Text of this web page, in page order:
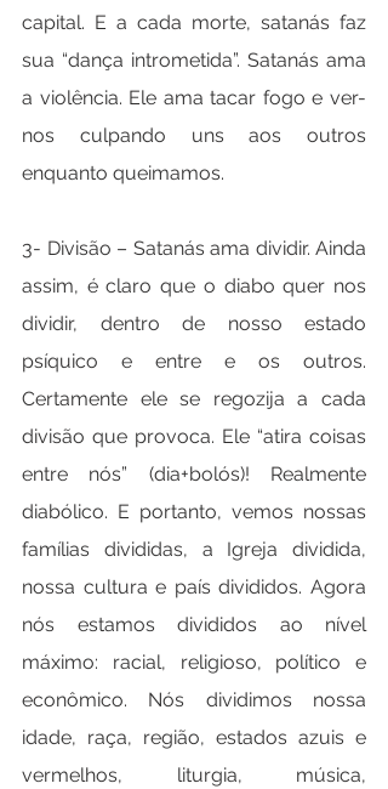
capital. E a cada morte, satanás faz
sua “dança intrometida”. Satanás ama
a violência. Ele ama tacar fogo e ver-
nos culpando uns aos outros
enquanto queimamos.
3- Divisão – Satanás ama dividir. Ainda
assim, é claro que o diabo quer nos
dividir, dentro de nosso estado
psíquico e entre e os outros.
Certamente ele se regozija a cada
divisão que provoca. Ele “atira coisas
entre nós” (dia+bolós)! Realmente
diabólico. E portanto, vemos nossas
famílias divididas, a Igreja dividida,
nossa cultura e país divididos. Agora
nós estamos divididos ao nível
máximo: racial, religioso, político e
econômico. Nós dividimos nossa
idade, raça, região, estados azuis e
vermelhos, liturgia, música,